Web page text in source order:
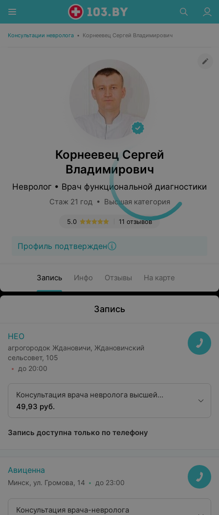
Консультации невролога • Корнеевец Сергей Владимирович
Корнеевец Сергей
Владимирович
Невролог • Врач функциональной диагностики
Стаж 21 год • Высшая категория
11 отзывов
5.0
Профиль подтвержден
Запись Инфо Отзывы На карте
Запись
НЕО
агрогородок Ждановичи, Ждановичский
сельсовет, 105
до 20:00
Консультация врача невролога высшей
квалификационной категории
49,93 руб.
Запись доступна только по телефону
Авиценна
Минск, ул. Громова, 14 до 23:00
Консультация врача-невролога